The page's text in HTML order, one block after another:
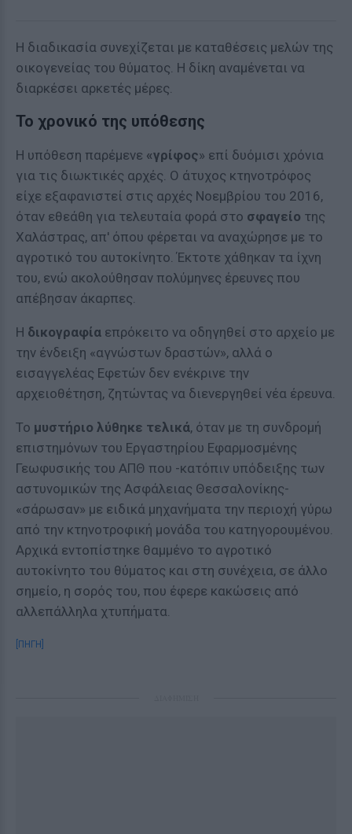
Η διαδικασία συνεχίζεται με καταθέσεις μελών της
οικογενείας του θύματος. Η δίκη αναμένεται να
διαρκέσει αρκετές μέρες.
Το χρονικό της υπόθεσης
Η υπόθεση παρέμενε «γρίφος» επί δυόμισι χρόνια
για τις διωκτικές αρχές. Ο άτυχος κτηνοτρόφος
είχε εξαφανιστεί στις αρχές Νοεμβρίου του 2016,
όταν εθεάθη για τελευταία φορά στο σφαγείο της
Χαλάστρας, απ' όπου φέρεται να αναχώρησε με το
αγροτικό του αυτοκίνητο. Έκτοτε χάθηκαν τα ίχνη
του, ενώ ακολούθησαν πολύμηνες έρευνες που
απέβησαν άκαρπες.
Η δικογραφία επρόκειτο να οδηγηθεί στο αρχείο με
την ένδειξη «αγνώστων δραστών», αλλά ο
εισαγγελέας Εφετών δεν ενέκρινε την
αρχειοθέτηση, ζητώντας να διενεργηθεί νέα έρευνα.
Το μυστήριο λύθηκε τελικά, όταν με τη συνδρομή
επιστημόνων του Εργαστηρίου Εφαρμοσμένης
Γεωφυσικής του ΑΠΘ που -κατόπιν υπόδειξης των
αστυνομικών της Ασφάλειας Θεσσαλονίκης-
«σάρωσαν» με ειδικά μηχανήματα την περιοχή γύρω
από την κτηνοτροφική μονάδα του κατηγορουμένου.
Αρχικά εντοπίστηκε θαμμένο το αγροτικό
αυτοκίνητο του θύματος και στη συνέχεια, σε άλλο
σημείο, η σορός του, που έφερε κακώσεις από
αλλεπάλληλα χτυπήματα.
[ΠΗΓΗ]